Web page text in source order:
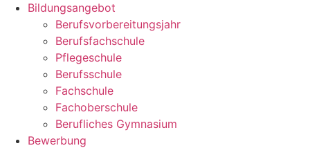
Bildungsangebot
Berufsvorbereitungsjahr
Berufsfachschule
Pflegeschule
Berufsschule
Fachschule
Fachoberschule
Berufliches Gymnasium
Bewerbung